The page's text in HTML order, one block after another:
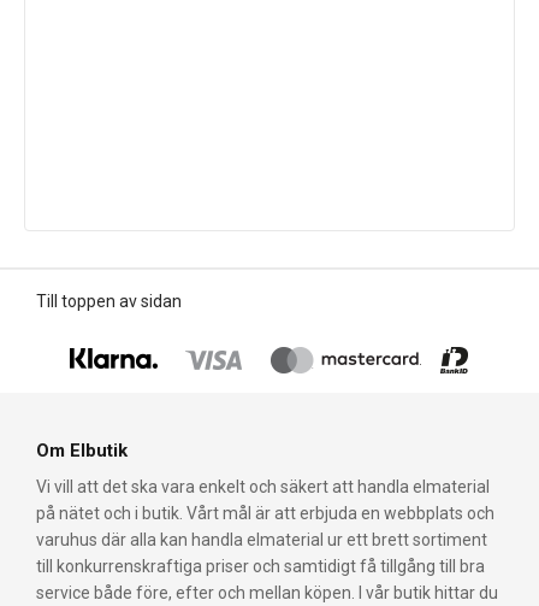
Till toppen av sidan
Om Elbutik
Vi vill att det ska vara enkelt och säkert att handla elmaterial
på nätet och i butik. Vårt mål är att erbjuda en webbplats och
varuhus där alla kan handla elmaterial ur ett brett sortiment
till konkurrenskraftiga priser och samtidigt få tillgång till bra
service både före, efter och mellan köpen. I vår butik hittar du